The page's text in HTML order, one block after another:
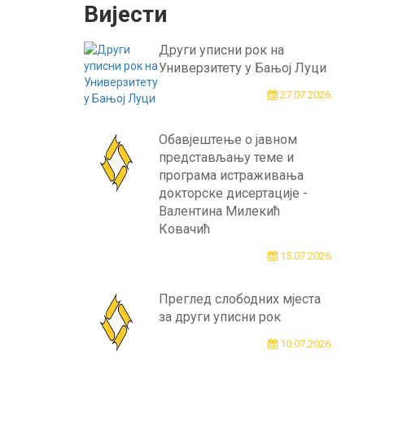
Вијести
Други уписни рок на
Универзитету у Бањој Луци
27.07.2026.
Обавјештење о јавном
представљању теме и
програма истраживања
докторске дисертације -
Валентина Милекић
Ковачић
15.07.2026.
Преглед слободних мјеста
за други уписни рок
10.07.2026.